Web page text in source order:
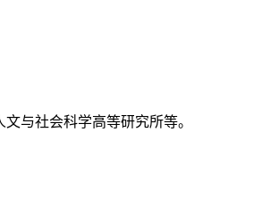
与社会科学高等研究所等。